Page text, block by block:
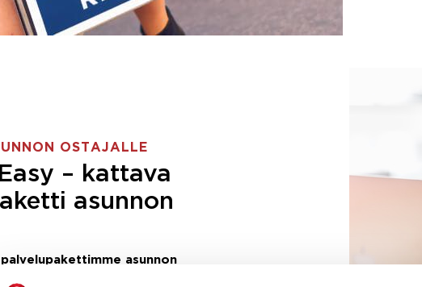
OSTAJALLE
– kattava
asunnon
palvelupakettimme asunnon
ja etsimme juuri sinulle